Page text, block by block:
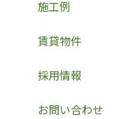
施工例
賃貸物件
採用情報
お問い合わせ